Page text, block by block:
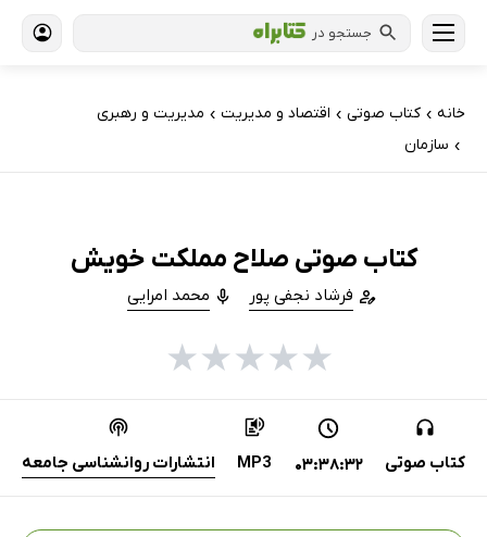
جستجو در
خانه › کتاب‌ صوتی › اقتصاد و مدیریت › مدیریت و رهبری
› سازمان
کتاب صوتی صلاح مملکت خویش
فرشاد نجفی پور محمد امرایی
★
★
★
★
★
کتاب صوتی 03:38:32
MP3 انتشارات روانشناسی جامعه